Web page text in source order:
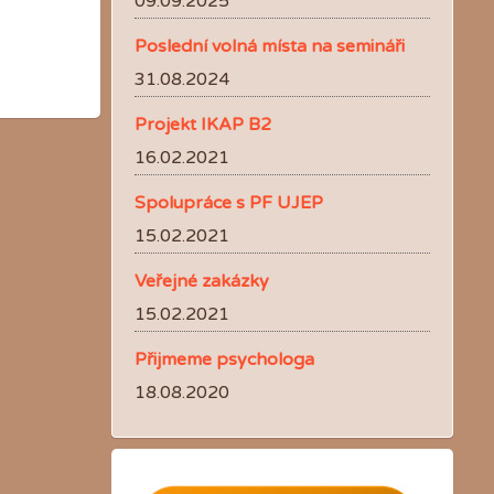
Poslední volná místa na semináři
31.08.2024
Projekt IKAP B2
16.02.2021
Spolupráce s PF UJEP
15.02.2021
Veřejné zakázky
15.02.2021
Přijmeme psychologa
18.08.2020